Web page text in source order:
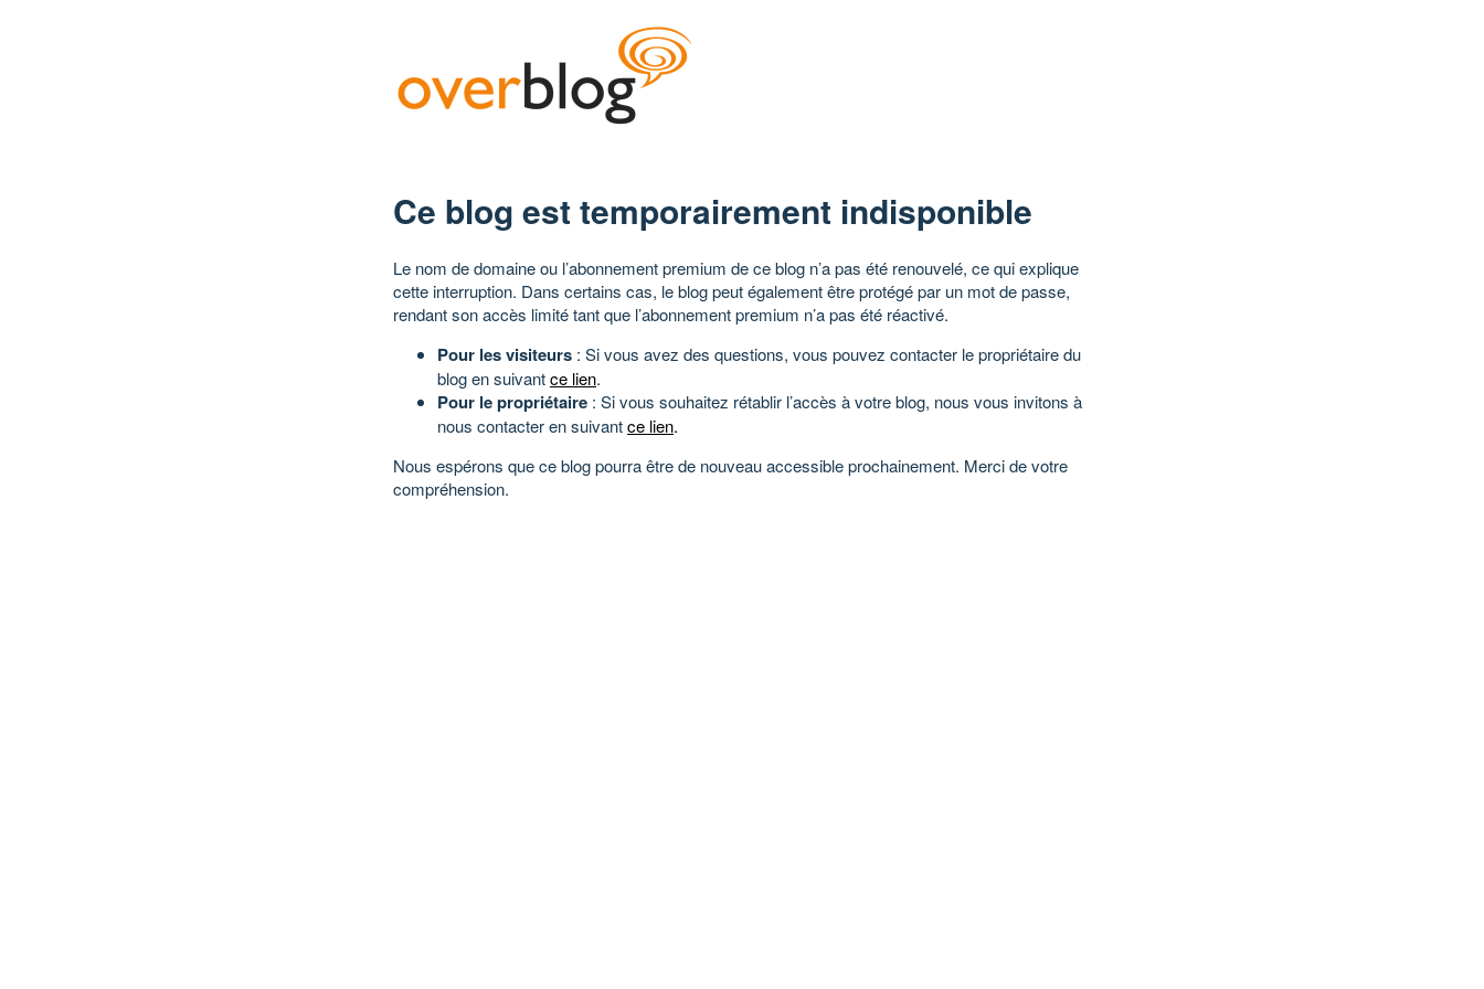
Ce blog est temporairement indisponible
Le nom de domaine ou l’abonnement premium de ce blog n’a pas été renouvelé, ce qui explique
cette interruption. Dans certains cas, le blog peut également être protégé par un mot de passe,
rendant son accès limité tant que l’abonnement premium n’a pas été réactivé.
Pour les visiteurs : Si vous avez des questions, vous pouvez contacter le propriétaire du
blog en suivantce lien.
Pour le propriétaire : Si vous souhaitez rétablir l’accès à votre blog, nous vous invitons à
nous contacter en suivantce lien.
Nous espérons que ce blog pourra être de nouveau accessible prochainement. Merci de votre
compréhension.